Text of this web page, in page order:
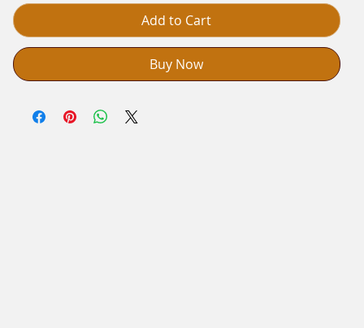
Add to Cart
Buy Now